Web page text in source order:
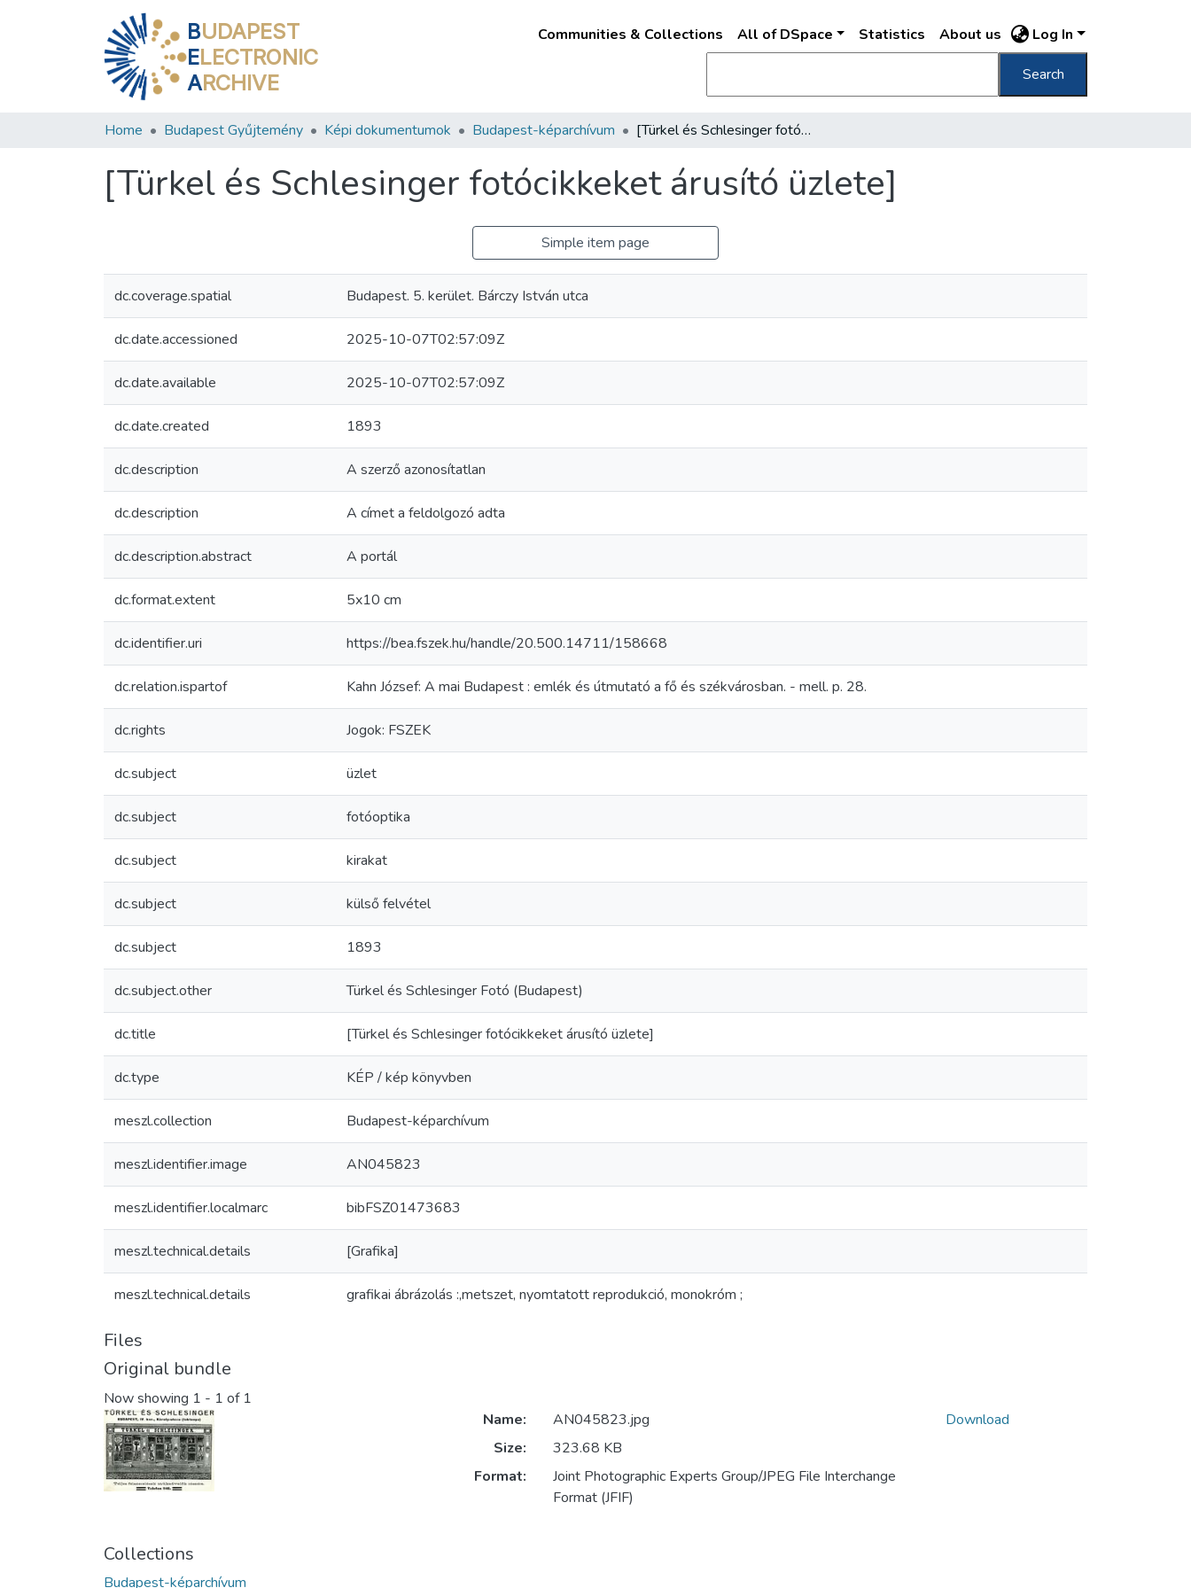
BUDAPEST
ELECTRONIC
ARCHIVE
Communities & Collections All of DSpace Statistics About us Log In
Search
Home Budapest Gyűjtemény Képi dokumentumok Budapest-képarchívum [Türkel és Schlesinger fotócikkeket árusító üzlete]
[Türkel és Schlesinger fotócikkeket árusító üzlete]
Simple item page
dc.coverage.spatial Budapest. 5. kerület. Bárczy István utca
dc.date.accessioned 2025-10-07T02:57:09Z
dc.date.available 2025-10-07T02:57:09Z
dc.date.created 1893
dc.description A szerző azonosítatlan
dc.description A címet a feldolgozó adta
dc.description.abstract A portál
dc.format.extent 5x10 cm
dc.identifier.uri https://bea.fszek.hu/handle/20.500.14711/158668
dc.relation.ispartof Kahn József: A mai Budapest : emlék és útmutató a fő és székvárosban. - mell. p. 28.
dc.rights Jogok: FSZEK
dc.subject üzlet
dc.subject fotóoptika
dc.subject kirakat
dc.subject külső felvétel
dc.subject 1893
dc.subject.other Türkel és Schlesinger Fotó (Budapest)
dc.title [Türkel és Schlesinger fotócikkeket árusító üzlete]
dc.type KÉP / kép könyvben
meszl.collection Budapest-képarchívum
meszl.identifier.image AN045823
meszl.identifier.localmarc bibFSZ01473683
meszl.technical.details [Grafika]
meszl.technical.details grafikai ábrázolás :,metszet, nyomtatott reprodukció, monokróm ;
Files
Original bundle
Now showing 1 - 1 of 1
Name:
AN045823.jpg
Size:
323.68 KB
Format:
Joint Photographic Experts Group/JPEG File Interchange
Format (JFIF)
Download
Collections
Budapest-képarchívum